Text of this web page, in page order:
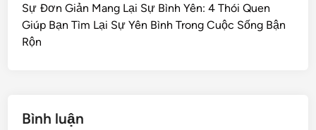
Sự Đơn Giản Mang Lại Sự Bình Yên: 4 Thói Quen
Giúp Bạn Tìm Lại Sự Yên Bình Trong Cuộc Sống Bận
Rộn
Bình luận